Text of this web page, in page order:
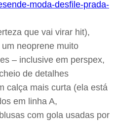
que vai virar hit),
neoprene muito
– inclusive em perspex,
de detalhes
calça mais curta (ela está
em linha A,
com gola usadas por